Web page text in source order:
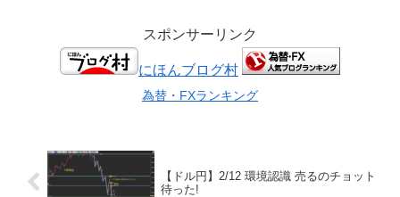
スポンサーリンク
にほんブログ村
為替・FXランキング
【ドル円】2/12 環境認識 売るのチョット
待った!